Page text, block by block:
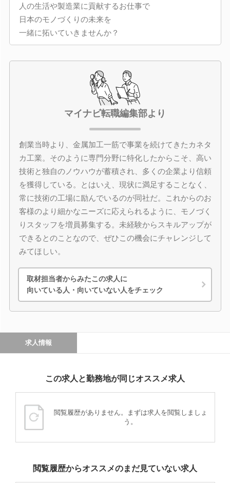
人の生活や製造業に貢献するお仕事で
日本のモノづくりの未来を
一緒に拓いていきませんか？
マイナビ転職編集部より
創業当時より、金属加工一筋で事業を続けてきたカネタ
カ工業。そのように専門分野に特化したからこそ、高い
技術と独自のノウハウが蓄積され、多くの企業より信頼
を獲得している。とはいえ、現状に満足することなく、
常に技術の工場に励んでいるのが同社だ。これからのお
客様のより細かなニーズに応えられるように、モノづく
りスタッフを増員募集する。未経験からスキルアップが
できるとのことなので、ぜひこの機会にチャレンジして
みてほしい。
取材担当者からみたこの求人に
向いている人・向いていない人をチェック
求人情報
この求人と勤務地が同じオススメ求人
閲覧履歴がありません。まずは求人を閲覧しましょ
う。
閲覧履歴からオススメのまだ見ていない求人